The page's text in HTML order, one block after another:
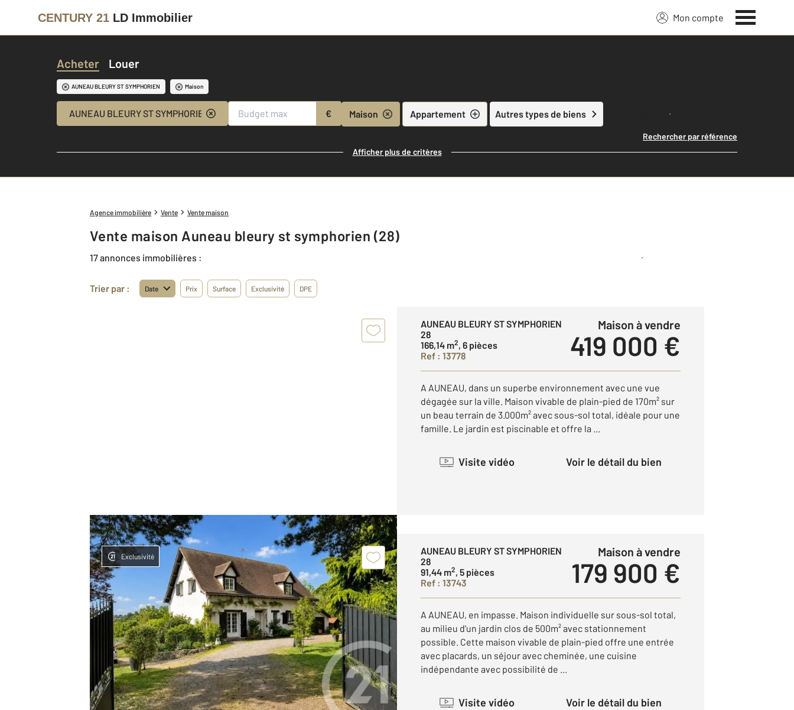
CENTURY 21 LD Immobilier Mon compte
Acheter Louer
AUNEAU BLEURY ST SYMPHORIEN Maison
AUNEAU BLEURY ST SYMPHORIEN (28700) € Maison Appartement Autres types de biens Lancer ma recherche
Rechercher par référence
Afficher plus de critères
Agence immobilière Vente Vente maison
Vente maison Auneau bleury st symphorien (28)
17 annonces immobilières : Créer une alerte
Trier par : Date Prix Surface Exclusivité DPE
AUNEAU BLEURY ST SYMPHORIEN
28
166,14 m2, 6 pièces
Ref : 13778
Maison à vendre
419 000 €
A AUNEAU, dans un superbe environnement avec une vue
dégagée sur la ville. Maison vivable de plain-pied de 170m² sur
un beau terrain de 3.000m² avec sous-sol total, idéale pour une
famille. Le jardin est piscinable et offre la ...
Visite vidéo Voir le détail du bien
Exclusivité
AUNEAU BLEURY ST SYMPHORIEN
28
91,44 m2, 5 pièces
Ref : 13743
Maison à vendre
179 900 €
A AUNEAU, en impasse. Maison individuelle sur sous-sol total,
au milieu d'un jardin clos de 500m² avec stationnement
possible. Cette maison vivable de plain-pied offre une entrée
avec placards, un séjour avec cheminée, une cuisine
indépendante avec possibilité de ...
Visite vidéo Voir le détail du bien